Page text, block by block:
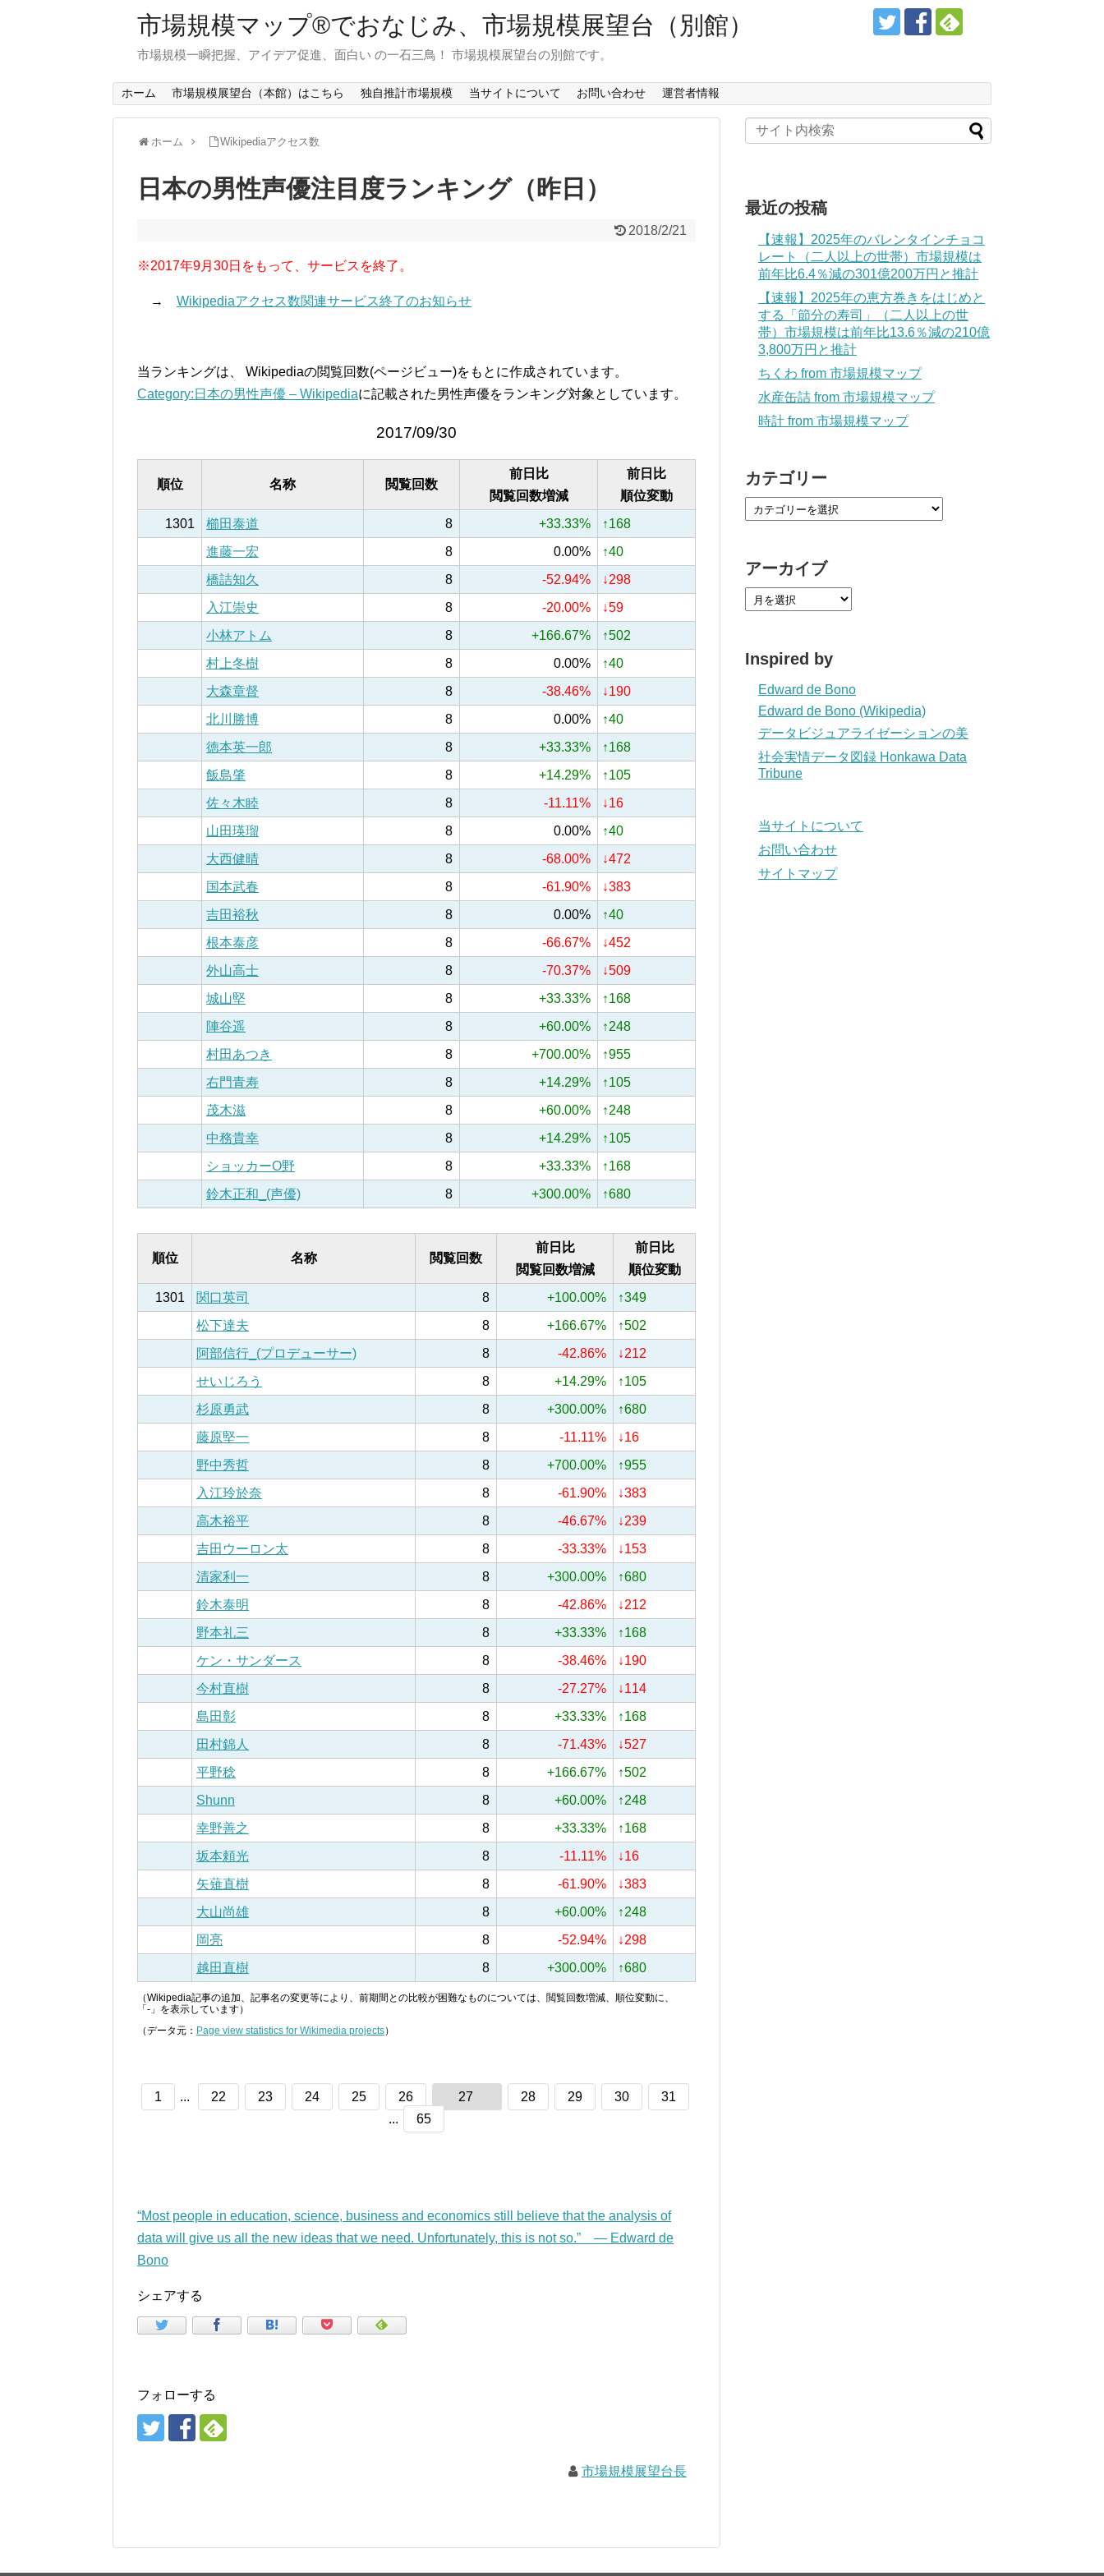
市場規模マップ®でおなじみ、市場規模展望台（別館）
市場規模一瞬把握、アイデア促進、面白い の一石三鳥！ 市場規模展望台の別館です。
ホーム 市場規模展望台（本館）はこちら 独自推計市場規模 当サイトについて お問い合わせ 運営者情報
ホーム Wikipediaアクセス数
日本の男性声優注目度ランキング（昨日）
2018/2/21
※2017年9月30日をもって、サービスを終了。
→ Wikipediaアクセス数関連サービス終了のお知らせ
当ランキングは、 Wikipediaの閲覧回数(ページビュー)をもとに作成されています。
Category:日本の男性声優 – Wikipediaに記載された男性声優をランキング対象としています。
2017/09/30
順位 名称 閲覧回数
前日比
閲覧回数増減
前日比
順位変動
1301
櫛田泰道 8 +33.33%
↑168
進藤一宏
8 0.00%
↑40
橋詰知久
8 -52.94%
↓298
入江崇史
8 -20.00%
↓59
小林アトム
8 +166.67%
↑502
村上冬樹
8 0.00%
↑40
大森章督
8 -38.46%
↓190
北川勝博
8 0.00%
↑40
徳本英一郎
8 +33.33%
↑168
飯島肇
8 +14.29%
↑105
佐々木睦
8 -11.11%
↓16
山田瑛瑠
8 0.00%
↑40
大西健晴
8 -68.00%
↓472
国本武春
8 -61.90%
↓383
吉田裕秋
8 0.00%
↑40
根本泰彦
8 -66.67%
↓452
外山高士
8 -70.37%
↓509
城山堅
8 +33.33%
↑168
陣谷遥
8 +60.00%
↑248
村田あつき
8 +700.00%
↑955
右門青寿
8 +14.29%
↑105
茂木滋
8 +60.00%
↑248
中務貴幸
8 +14.29%
↑105
ショッカーO野
8 +33.33%
↑168
鈴木正和_(声優)
8 +300.00% ↑680
順位 名称 閲覧回数
前日比
閲覧回数増減
前日比
順位変動
1301
関口英司 8 +100.00%
↑349
松下達夫
8 +166.67%
↑502
阿部信行_(プロデューサー)
8 -42.86%
↓212
せいじろう
8 +14.29%
↑105
杉原勇武
8 +300.00%
↑680
藤原堅一
8 -11.11%
↓16
野中秀哲
8 +700.00%
↑955
入江玲於奈
8 -61.90%
↓383
高木裕平
8 -46.67%
↓239
吉田ウーロン太
8 -33.33%
↓153
清家利一
8 +300.00%
↑680
鈴木泰明
8 -42.86%
↓212
野本礼三
8 +33.33%
↑168
ケン・サンダース
8 -38.46%
↓190
今村直樹
8 -27.27%
↓114
島田彰
8 +33.33%
↑168
田村錦人
8 -71.43%
↓527
平野稔
8 +166.67%
↑502
Shunn
8 +60.00%
↑248
幸野善之
8 +33.33%
↑168
坂本頼光
8 -11.11%
↓16
矢薙直樹
8 -61.90%
↓383
大山尚雄
8 +60.00%
↑248
岡亮
8 -52.94%
↓298
越田直樹
8 +300.00% ↑680
（Wikipedia記事の追加、記事名の変更等により、前期間との比較が困難なものについては、閲覧回数増減、順位変動に、
「-」を表示しています）
（データ元： Page view statistics for Wikimedia projects）
1 ... 22 23 24 25 26 27 28 29 30
31
...
65
“Most people in education, science, business and economics still believe that the analysis of
data will give us all the new ideas that we need. Unfortunately, this is not so.” — Edward de
Bono
シェアする
フォローする
市場規模展望台長
最近の投稿
【速報】2025年のバレンタインチョコ
レート（二人以上の世帯）市場規模は
前年比6.4％減の301億200万円と推計
【速報】2025年の恵方巻きをはじめと
する「節分の寿司」（二人以上の世
帯）市場規模は前年比13.6％減の210億
3,800万円と推計
ちくわ from 市場規模マップ
水産缶詰 from 市場規模マップ
時計 from 市場規模マップ
カテゴリー
アーカイブ
Inspired by
Edward de Bono
Edward de Bono (Wikipedia)
データビジュアライゼーションの美
社会実情データ図録 Honkawa Data
Tribune
当サイトについて
お問い合わせ
サイトマップ